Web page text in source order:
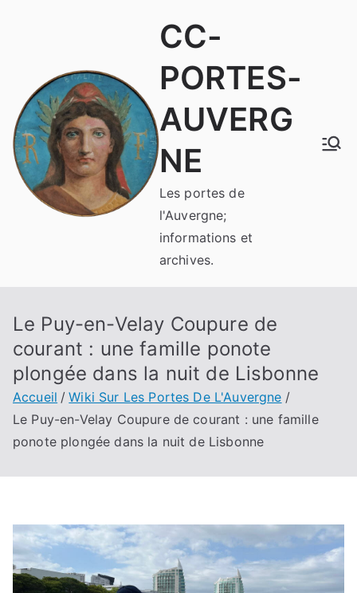
CC-
PORTES-
AUVERG
NE
Les portes de
l'Auvergne;
informations et
archives.
Le Puy-en-Velay Coupure de
courant : une famille ponote
plongée dans la nuit de Lisbonne
Accueil
Wiki Sur Les Portes De L'Auvergne
Le Puy-en-Velay Coupure de courant : une famille
ponote plongée dans la nuit de Lisbonne